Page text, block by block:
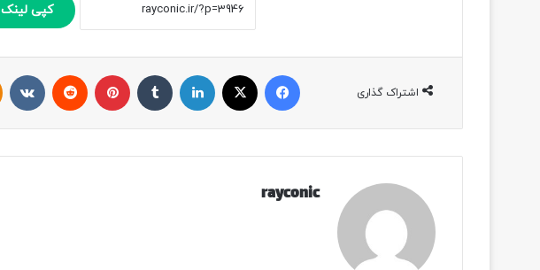
کپی لینک
اشتراک گذاری
ایکس
rayconic